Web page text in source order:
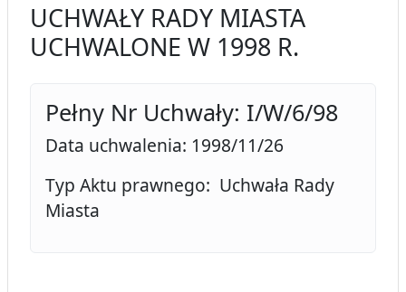
UCHWAŁY RADY MIASTA
UCHWALONE W 1998 R.
Pełny Nr Uchwały: I/W/6/98
Data uchwalenia: 1998/11/26
Typ Aktu prawnego: Uchwała Rady
Miasta